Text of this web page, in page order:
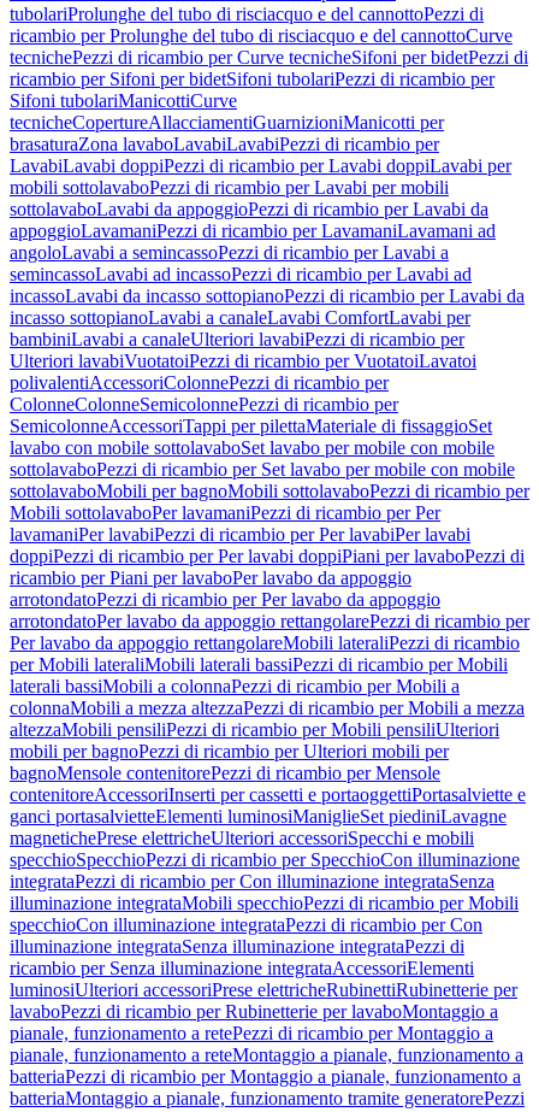
tubolariProlunghe del tubo di risciacquo e del cannottoPezzi di
ricambio per Prolunghe del tubo di risciacquo e del cannottoCurve
tecnichePezzi di ricambio per Curve tecnicheSifoni per bidetPezzi di
ricambio per Sifoni per bidetSifoni tubolariPezzi di ricambio per
Sifoni tubolariManicottiCurve
tecnicheCopertureAllacciamentiGuarnizioniManicotti per
brasaturaZona lavaboLavabiLavabiPezzi di ricambio per
LavabiLavabi doppiPezzi di ricambio per Lavabi doppiLavabi per
mobili sottolavaboPezzi di ricambio per Lavabi per mobili
sottolavaboLavabi da appoggioPezzi di ricambio per Lavabi da
appoggioLavamaniPezzi di ricambio per LavamaniLavamani ad
angoloLavabi a semincassoPezzi di ricambio per Lavabi a
semincassoLavabi ad incassoPezzi di ricambio per Lavabi ad
incassoLavabi da incasso sottopianoPezzi di ricambio per Lavabi da
incasso sottopianoLavabi a canaleLavabi ComfortLavabi per
bambiniLavabi a canaleUlteriori lavabiPezzi di ricambio per
Ulteriori lavabiVuotatoiPezzi di ricambio per VuotatoiLavatoi
polivalentiAccessoriColonnePezzi di ricambio per
ColonneColonneSemicolonnePezzi di ricambio per
SemicolonneAccessoriTappi per pilettaMateriale di fissaggioSet
lavabo con mobile sottolavaboSet lavabo per mobile con mobile
sottolavaboPezzi di ricambio per Set lavabo per mobile con mobile
sottolavaboMobili per bagnoMobili sottolavaboPezzi di ricambio per
Mobili sottolavaboPer lavamaniPezzi di ricambio per Per
lavamaniPer lavabiPezzi di ricambio per Per lavabiPer lavabi
doppiPezzi di ricambio per Per lavabi doppiPiani per lavaboPezzi di
ricambio per Piani per lavaboPer lavabo da appoggio
arrotondatoPezzi di ricambio per Per lavabo da appoggio
arrotondatoPer lavabo da appoggio rettangolarePezzi di ricambio per
Per lavabo da appoggio rettangolareMobili lateraliPezzi di ricambio
per Mobili lateraliMobili laterali bassiPezzi di ricambio per Mobili
laterali bassiMobili a colonnaPezzi di ricambio per Mobili a
colonnaMobili a mezza altezzaPezzi di ricambio per Mobili a mezza
altezzaMobili pensiliPezzi di ricambio per Mobili pensiliUlteriori
mobili per bagnoPezzi di ricambio per Ulteriori mobili per
bagnoMensole contenitorePezzi di ricambio per Mensole
contenitoreAccessoriInserti per cassetti e portaoggettiPortasalviette e
ganci portasalvietteElementi luminosiManiglieSet piediniLavagne
magnetichePrese elettricheUlteriori accessoriSpecchi e mobili
specchioSpecchioPezzi di ricambio per SpecchioCon illuminazione
integrataPezzi di ricambio per Con illuminazione integrataSenza
illuminazione integrataMobili specchioPezzi di ricambio per Mobili
specchioCon illuminazione integrataPezzi di ricambio per Con
illuminazione integrataSenza illuminazione integrataPezzi di
ricambio per Senza illuminazione integrataAccessoriElementi
luminosiUlteriori accessoriPrese elettricheRubinettiRubinetterie per
lavaboPezzi di ricambio per Rubinetterie per lavaboMontaggio a
pianale, funzionamento a retePezzi di ricambio per Montaggio a
pianale, funzionamento a reteMontaggio a pianale, funzionamento a
batteriaPezzi di ricambio per Montaggio a pianale, funzionamento a
batteriaMontaggio a pianale, funzionamento tramite generatorePezzi